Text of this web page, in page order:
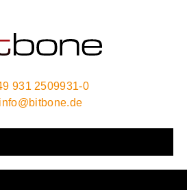
931 2509931-0
info@bitbone.de